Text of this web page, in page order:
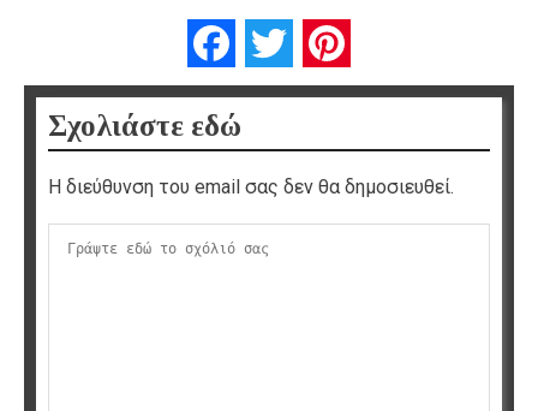
FacebookTwitter
Σχολιάστε εδώ
Η διεύθυνση του email σας δεν θα δημοσιευθεί.